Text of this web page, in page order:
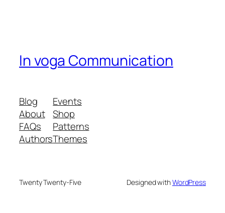
In voga Communication
Blog
About
FAQs
Authors
Events
Shop
Patterns
Themes
Twenty Twenty-Five Designed withWordPress